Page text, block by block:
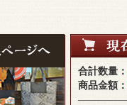
合計数量：
商品金額：